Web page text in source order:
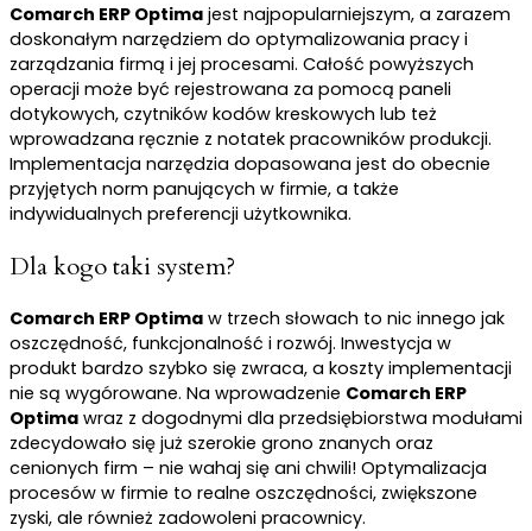
Comarch ERP Optima jest najpopularniejszym, a zarazem
doskonałym narzędziem do optymalizowania pracy i
zarządzania firmą i jej procesami. Całość powyższych
operacji może być rejestrowana za pomocą paneli
dotykowych, czytników kodów kreskowych lub też
wprowadzana ręcznie z notatek pracowników produkcji.
Implementacja narzędzia dopasowana jest do obecnie
przyjętych norm panujących w firmie, a także
indywidualnych preferencji użytkownika.
Dla kogo taki system?
Comarch ERP Optima w trzech słowach to nic innego jak
oszczędność, funkcjonalność i rozwój. Inwestycja w
produkt bardzo szybko się zwraca, a koszty implementacji
nie są wygórowane. Na wprowadzenie Comarch ERP
Optima wraz z dogodnymi dla przedsiębiorstwa modułami
zdecydowało się już szerokie grono znanych oraz
cenionych firm – nie wahaj się ani chwili! Optymalizacja
procesów w firmie to realne oszczędności, zwiększone
zyski, ale również zadowoleni pracownicy.